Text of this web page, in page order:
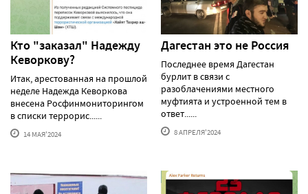
Кто "заказал" Надежду
Кеворкову?
Итак, арестованная на прошлой
неделе Надежда Кеворкова
внесена Росфинмониторингом
в списки террорис......
14 МАЯ'2024
Дагестан это не Россия
Последнее время Дагестан
бурлит в связи с
разоблачениями местного
муфтията и устроенной тем в
ответ......
8 АПРЕЛЯ'2024